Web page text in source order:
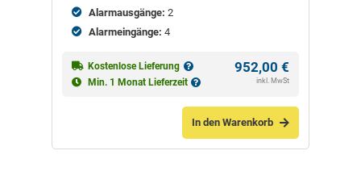
Alarmausgänge: 2
Alarmeingänge: 4
Kostenlose Lieferung
Min. 1 Monat Lieferzeit
952,00 €
inkl. MwSt
In den Warenkorb